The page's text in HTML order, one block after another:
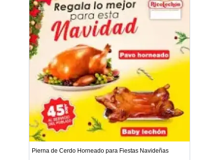
Pierna de Cerdo Horneado para Fiestas Navideñas